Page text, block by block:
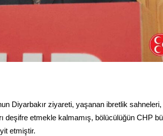
Diyarbakır ziyareti, yaşanan ibretlik
deşifre etmekle kalmamış, bölücülüğün CHP
etmiştir.